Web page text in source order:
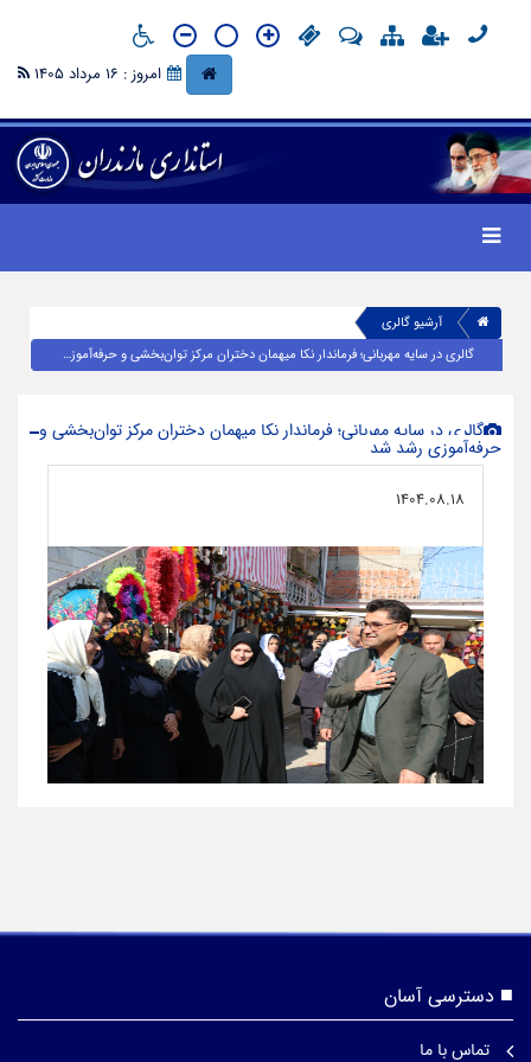
امروز : 16 مرداد 1405
آرشیو گالری
گالری در سایه مهربانی؛ فرماندار نکا میهمان دختران مرکز توان‌بخشی و حرفه‌آموزی رشد شد
گالری در سایه مهربانی؛ فرماندار نکا میهمان دختران مرکز توان‌بخشی و
حرفه‌آموزی رشد شد
1404.08.18
دسترسی آسان
تماس با ما